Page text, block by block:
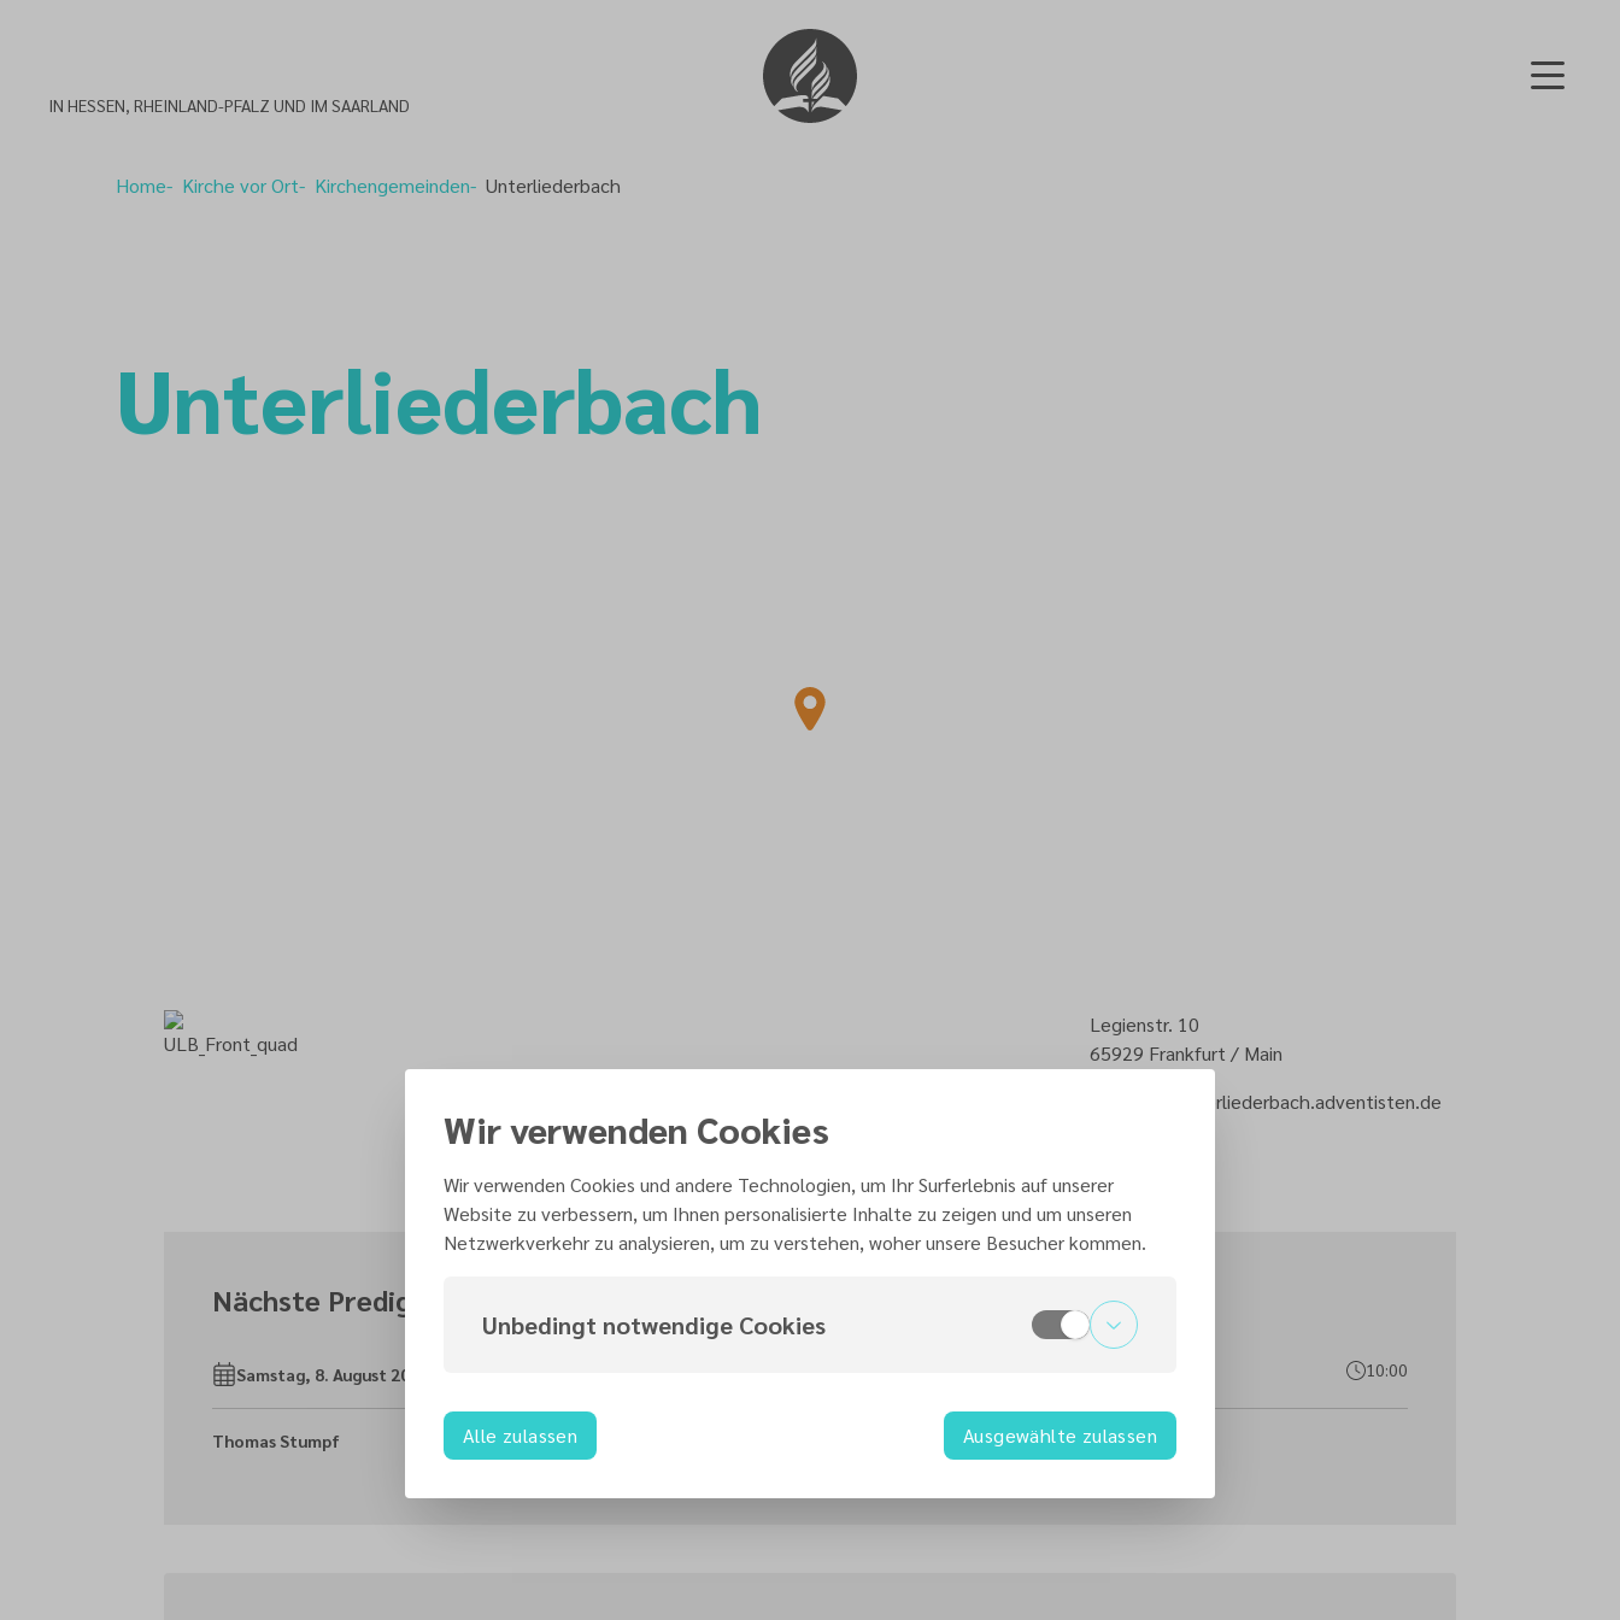
IN HESSEN, RHEINLAND-PFALZ UND IM SAARLAND
Home Kirche vor Ort Kirchengemeinden Unterliederbach
Unterliederbach
Legienstr. 10
65929 Frankfurt / Main
https://unterliederbach.adventisten.de
Nächste Predigten
Samstag, 8. August 2026
Thomas Stumpf
10:00
Michael Mainka
Wir verwenden Cookies
Wir verwenden Cookies und andere Technologien, um Ihr Surferlebnis auf unserer
Website zu verbessern, um Ihnen personalisierte Inhalte zu zeigen und um unseren
Netzwerkverkehr zu analysieren, um zu verstehen, woher unsere Besucher kommen.
Unbedingt notwendige Cookies
Alle zulassen Ausgewählte zulassen